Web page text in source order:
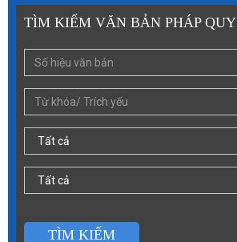
TÌM KIẾM VĂN BẢN PHÁP QUY
TÌM KIẾM